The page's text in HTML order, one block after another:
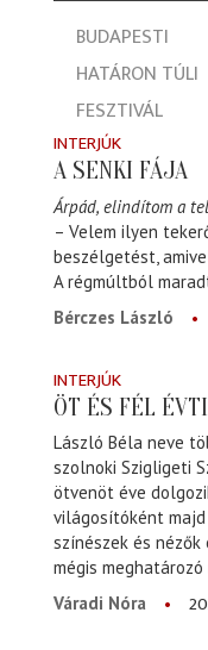
BUDAPESTI
HATÁRON TÚLI
FESZTIVÁL
INTERJÚK
A SENKI FÁJA
Árpád, elindítom a
– Velem ilyen
beszélgetést,
A régmúltból
Bérczes László
INTERJÚK
ÖT ÉS FÉL
László Béla neve
szolnoki Szigligeti
ötvenöt éve
világosítóként
színészek és
mégis meghatározó
Váradi Nóra